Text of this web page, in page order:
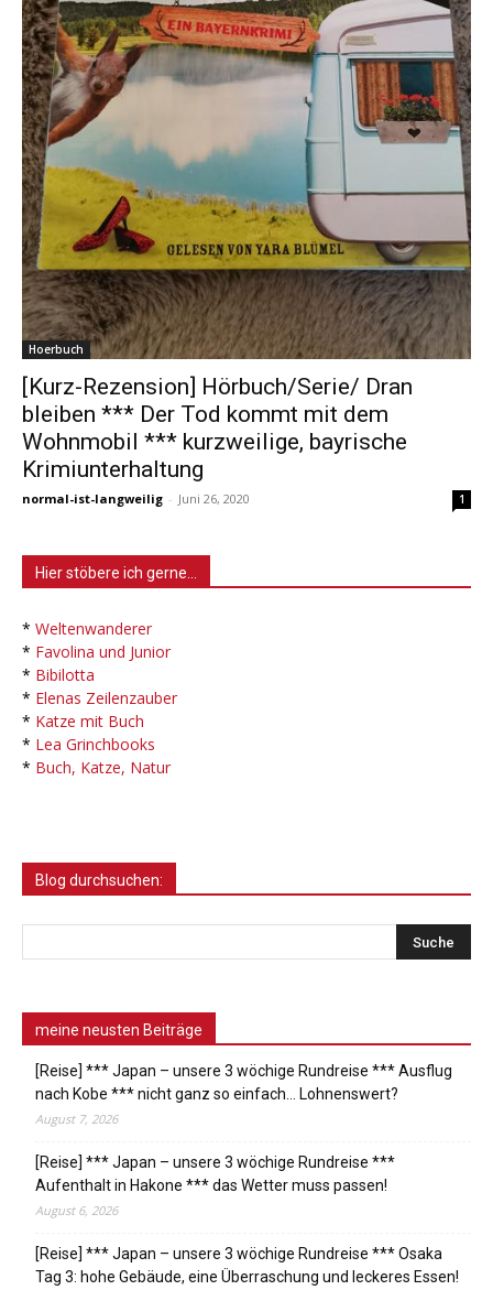
Hoerbuch
[Kurz-Rezension] Hörbuch/Serie/ Dran
bleiben *** Der Tod kommt mit dem
Wohnmobil *** kurzweilige, bayrische
Krimiunterhaltung
normal-ist-langweilig - Juni 26, 2020 1
Hier stöbere ich gerne…
* Weltenwanderer
* Favolina und Junior
* Bibilotta
* Elenas Zeilenzauber
* Katze mit Buch
* Lea Grinchbooks
* Buch, Katze, Natur
Blog durchsuchen:
meine neusten Beiträge
[Reise] *** Japan – unsere 3 wöchige Rundreise *** Ausflug
nach Kobe *** nicht ganz so einfach… Lohnenswert?
August 7, 2026
[Reise] *** Japan – unsere 3 wöchige Rundreise ***
Aufenthalt in Hakone *** das Wetter muss passen!
August 6, 2026
[Reise] *** Japan – unsere 3 wöchige Rundreise *** Osaka
Tag 3: hohe Gebäude, eine Überraschung und leckeres Essen!